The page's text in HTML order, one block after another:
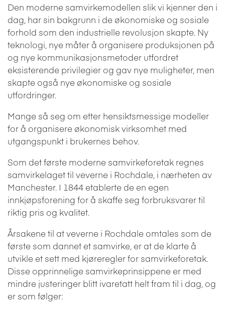
Den moderne samvirkemodellen slik vi kjenner den i
dag, har sin bakgrunn i de økonomiske og sosiale
forhold som den industrielle revolusjon skapte. Ny
teknologi, nye måter å organisere produksjonen på
og nye kommunikasjonsmetoder utfordret
eksisterende privilegier og gav nye muligheter, men
skapte også nye økonomiske og sosiale
utfordringer.
Mange så seg om etter hensiktsmessige modeller
for å organisere økonomisk virksomhet med
utgangspunkt i brukernes behov.
Som det første moderne samvirkeforetak regnes
samvirkelaget til veverne i Rochdale, i nærheten av
Manchester. I 1844 etablerte de en egen
innkjøpsforening for å skaffe seg forbruksvarer til
riktig pris og kvalitet.
Årsakene til at veverne i Rochdale omtales som de
første som dannet et samvirke, er at de klarte å
utvikle et sett med kjøreregler for samvirkeforetak.
Disse opprinnelige samvirkeprinsippene er med
mindre justeringer blitt ivaretatt helt fram til i dag, og
er som følger: